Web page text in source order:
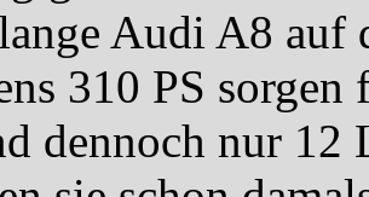
Audi A8 auf
310 PS
dennoch nur